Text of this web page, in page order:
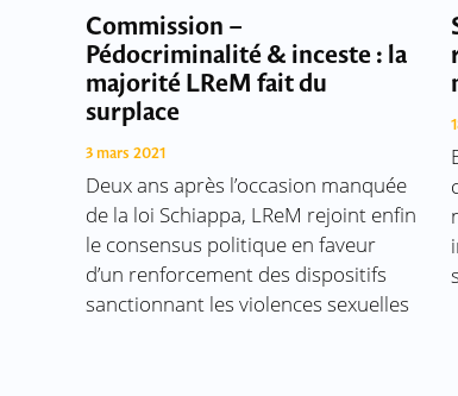
Commission –
Pédocriminalité & inceste : la
majorité LReM fait du
surplace
3 mars 2021
Deux ans après l’occasion manquée
de la loi Schiappa, LReM rejoint enfin
le consensus politique en faveur
d’un renforcement des dispositifs
sanctionnant les violences sexuelles